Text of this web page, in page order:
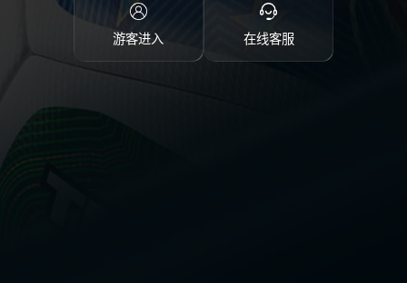
游客进入 在线客服